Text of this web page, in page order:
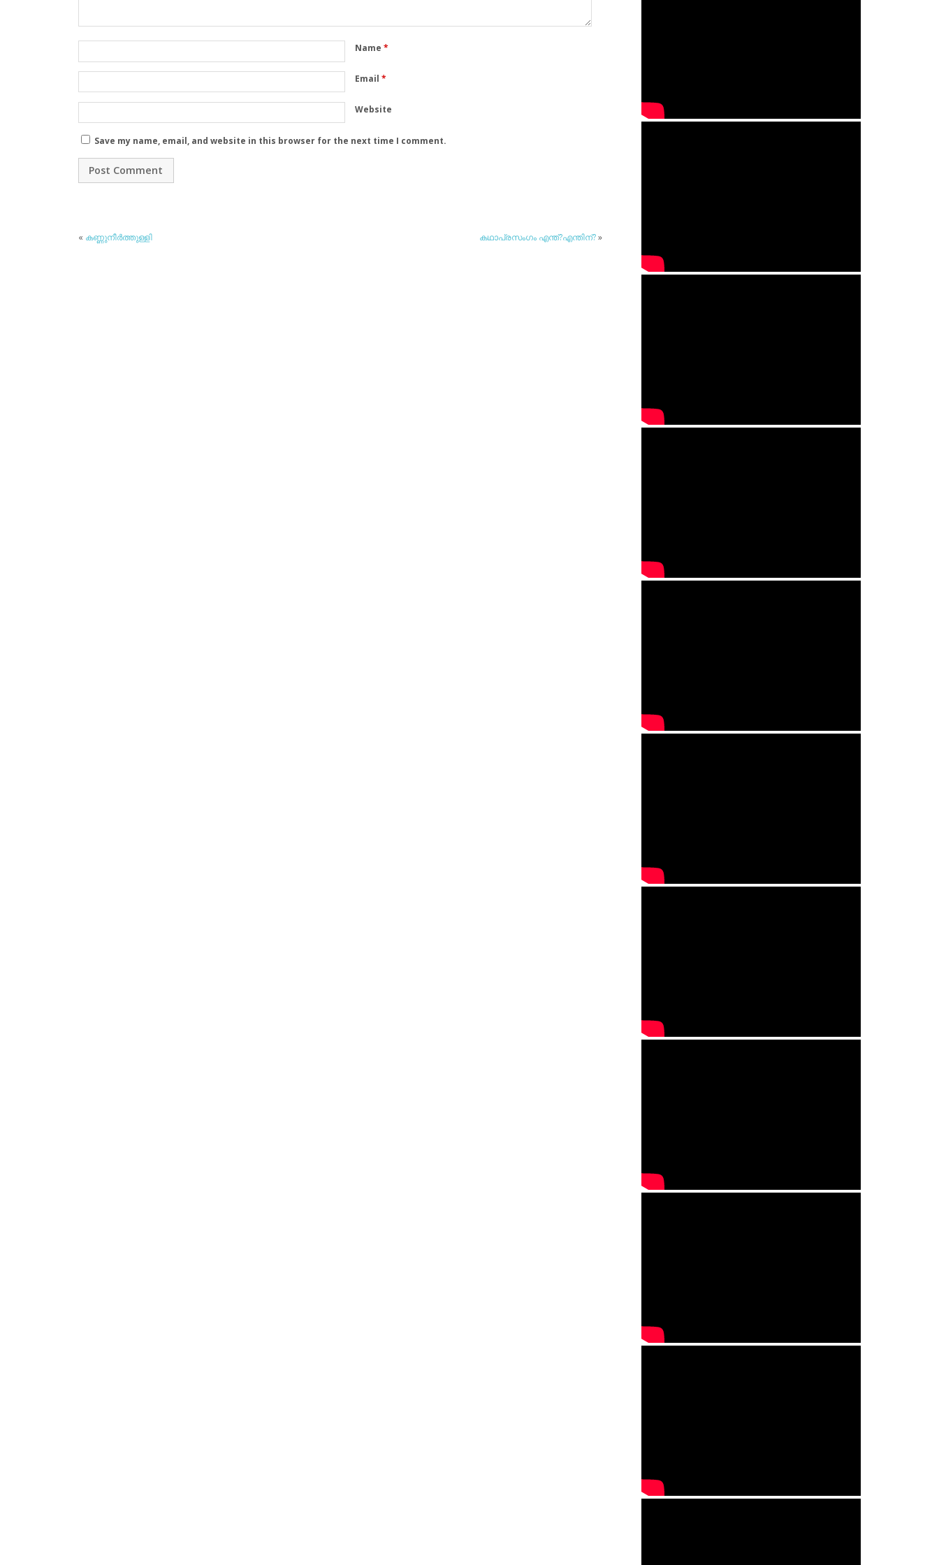
Name *
Email *
Website
Save my name, email, and website in this browser for the next time I comment.
« കണ്ണുനീര്‍ത്തുള്ളി കഥാപ്രസംഗം എന്ത്?എന്തിന്?»